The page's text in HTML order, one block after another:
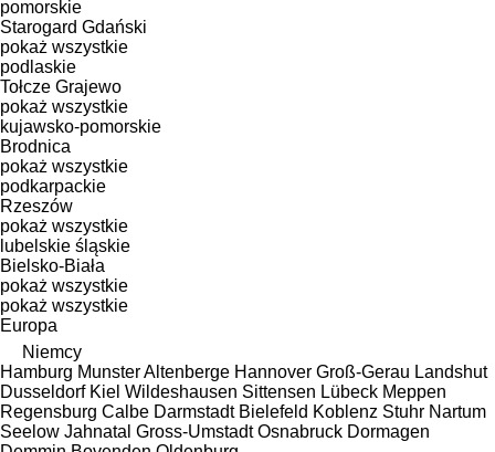
pomorskie
Starogard Gdański
pokaż wszystkie
podlaskie
Tołcze Grajewo
pokaż wszystkie
kujawsko-pomorskie
Brodnica
pokaż wszystkie
podkarpackie
Rzeszów
pokaż wszystkie
lubelskie śląskie
Bielsko-Biała
pokaż wszystkie
pokaż wszystkie
Europa
Niemcy
Hamburg MunsterAltenberge Hannover Groß-Gerau Landshut
Dusseldorf Kiel Wildeshausen Sittensen Lübeck Meppen
Regensburg Calbe Darmstadt Bielefeld Koblenz Stuhr Nartum
Seelow Jahnatal Gross-Umstadt Osnabruck Dormagen